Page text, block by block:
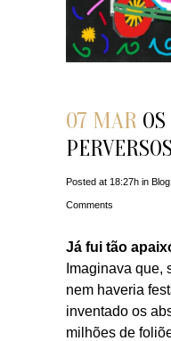
07 MAR
Posted at 18:27h in Blog
Comments
Já fui tão
Imaginava que,
nem haveria
inventado os
milhões de